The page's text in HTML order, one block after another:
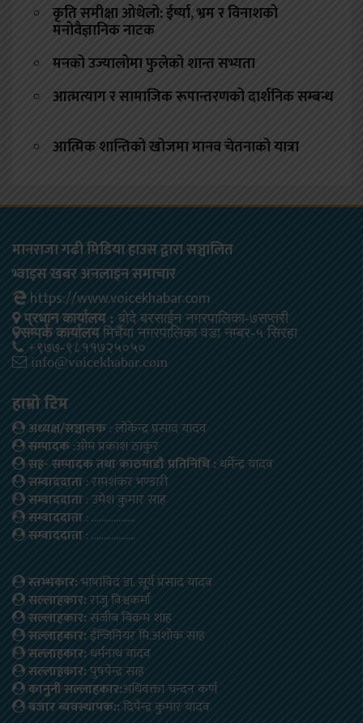
कृति समीक्षा ओथेलो: ईर्ष्या, भ्रम र विनाशको
मनोवैज्ञानिक नाटक
मनको उज्यालोमा फुलेको शान्त सभ्यता
आत्मत्याग र सामाजिक रूपान्तरणको दार्शनिक सम्बन्ध
आत्मिक शान्तिको खोजमा मानव चेतनाको यात्रा
मानराजा गढी मिडिया हाउस द्वारा सञ्चालित
भ्वाइस खबर अनलाइन समाचार
https://www.voicekhabar.com
प्रधान कार्यालय : बोदे बरसाईन नगरपालिका-७सप्तरी
सम्पर्क कार्यालयमिर्चैया नगरपालिका वडा नम्बर-५ सिरहा
+९७७-९८११७२५०५०
info@voicekhabar.com
हाम्रो टिम
अध्यक्ष/सञ्चालक: लोकेन्द्र प्रसाद यादव
सम्पादक:ओम प्रकाश ठाकुर
सह- सम्पादक तथा काठमाडौ प्रतिनिधि : धर्मेन्द्र यादव
सम्वाददाता: रामशंकर भण्डारी
सम्वाददाता: उमेश कुमार साह
सम्वाददाता: ………………
सम्वाददाता: ………………
स्तम्भकार:भाषाविद डा. सूर्य प्रसाद यादव
सल्लाहकार:राजु विश्वकर्मा
सल्लाहकार:संजीब बिक्रम शाह
सल्लाहकार:ईन्जिनियर मि.अशोक साह
सल्लाहकार: धर्मनाथ यादव
सल्लाहकार:पुषपेन्द्र साह
कानुनी सल्लाहकार:अधिवक्ता चन्दन कर्ण
बजार ब्यवस्थापक::दिपेन्द्र कुमार यादव